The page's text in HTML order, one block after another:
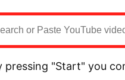
pressing "Start" you